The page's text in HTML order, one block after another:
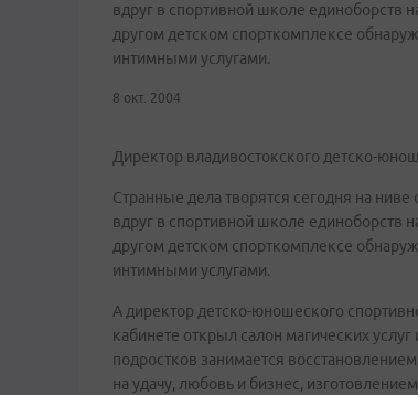
вдруг в спортивной школе единоборств
другом детском спорткомплексе
интимными услугами.
8 окт. 2004
Директор владивостокского детско-
Странные дела творятся сегодня на
вдруг в спортивной школе единоборств
другом детском спорткомплексе
интимными услугами.
А директор детско-юношеского
кабинете открыл салон магических
подростков занимается
на удачу, любовь и бизнес,